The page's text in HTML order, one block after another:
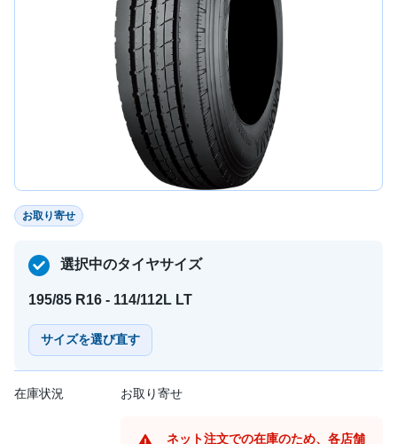
お取り寄せ
選択中のタイヤサイズ
195/85 R16 - 114/112L LT
サイズを選び直す
在庫状況 お取り寄せ
ネット注文での在庫のため、各店舗